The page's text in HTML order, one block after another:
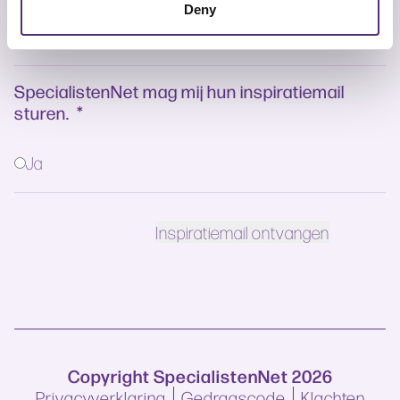
Deny
SpecialistenNet mag mij hun inspiratiemail
sturen. *
Ja
Copyright SpecialistenNet 2026